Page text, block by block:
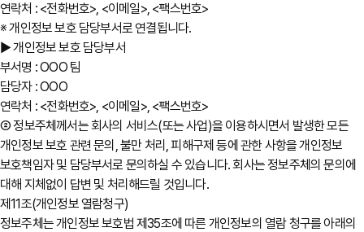
연락처 : <전화번호>, <이메일>, <팩스번호>
※ 개인정보 보호 담당부서로 연결됩니다.
▶ 개인정보 보호 담당부서
부서명 : OOO 팀
담당자 : OOO
연락처 : <전화번호>, <이메일>, <팩스번호>
② 정보주체께서는 회사의 서비스(또는 사업)을 이용하시면서 발생한 모든
개인정보 보호 관련 문의, 불만 처리, 피해구제 등에 관한 사항을 개인정보
보호책임자 및 담당부서로 문의하실 수 있습니다. 회사는 정보주체의 문의에
대해 지체없이 답변 및 처리해드릴 것입니다.
제11조(개인정보 열람청구)
정보주체는 개인정보 보호법 제35조에 따른 개인정보의 열람 청구를 아래의